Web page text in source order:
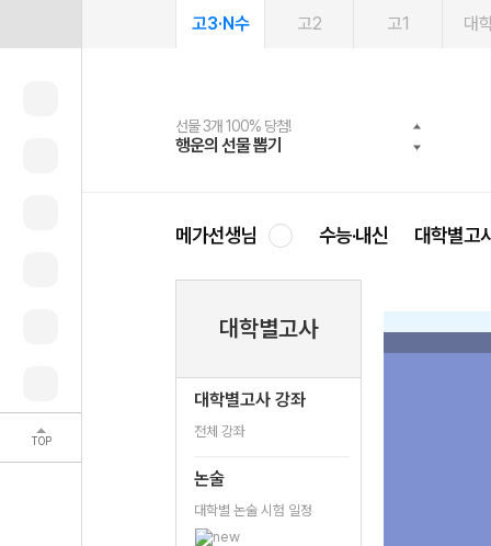
TOP
고3·N수 고2 고1 대
선물 3개 100% 당첨!
행운의 선물 뽑기
선물 100% 증정!
메가스터디 X 올리브
여름방학 스터디 캐시백
메가런 썸머스쿨
2027 러셀 단과
강사 공개선발
스마트러닝앱
설문 EVENT
메가패스
3일 무료 체험권
메가패스 수강생 무료혜택!
메가클럽 멤버십
사회공헌 캠페인
희망이룸 메가나눔
메가선생님 수능·내신 대학별고
대학별고사
대학별고사 강좌
전체 강좌
논술
대학별 논술 시험 일정